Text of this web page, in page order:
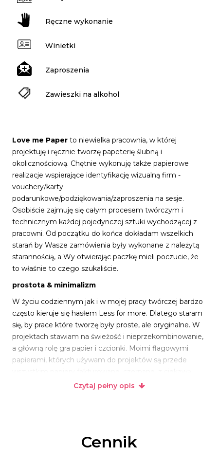
Ręczne wykonanie
Winietki
Zaproszenia
Zawieszki na alkohol
Love me Paper to niewielka pracownia, w której
projektuję i ręcznie tworzę papeterię ślubną i
okolicznościową. Chętnie wykonuję także papierowe
realizacje wspierające identyfikację wizualną firm -
vouchery/karty
podarunkowe/podziękowania/zaproszenia na sesje.
Osobiście zajmuję się całym procesem twórczym i
technicznym każdej pojedynczej sztuki wychodzącej z
pracowni. Od początku do końca dokładam wszelkich
starań by Wasze zamówienia były wykonane z należytą
starannością, a Wy otwierając paczkę mieli poczucie, że
to właśnie to czego szukaliście.
prostota & minimalizm
W życiu codziennym jak i w mojej pracy twórczej bardzo
często kieruje się hasłem Less for more. Dlatego staram
się, by prace które tworzę były proste, ale oryginalne. W
projektach stawiam na świeżość i nieprzekombinowanie,
a główną rolę gra papier i czcionki. Moimi flagowymi
papierami, których używam do projektów są przede
strukturą, często pochodzą one z recyclingu i posiadają
Duża możliwość personalizacji
Czytaj pełny opis
Cennik